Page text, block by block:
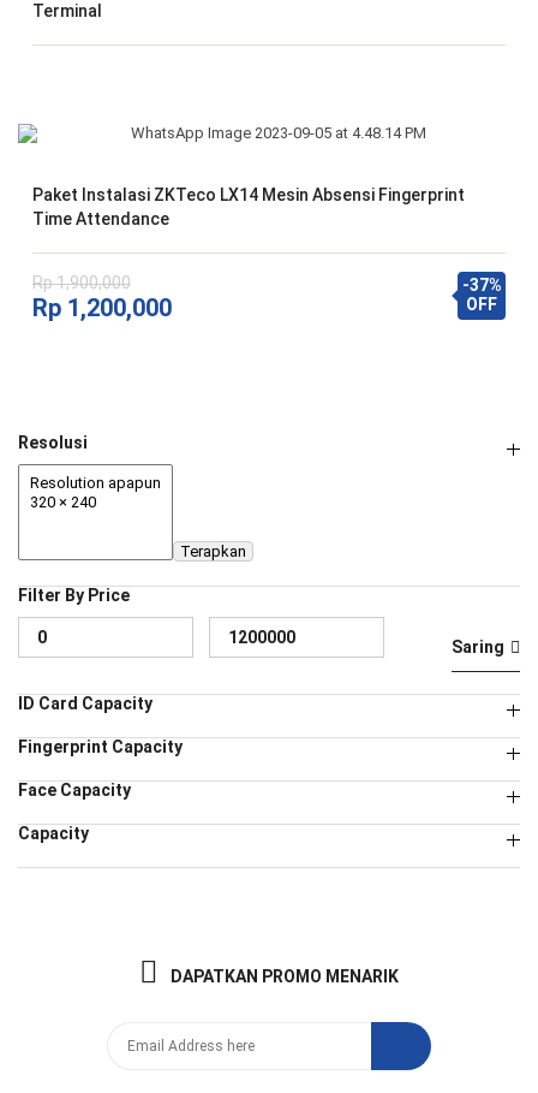
Resolusi
Terapkan
Filter By Price
Saring
ID Card Capacity
Fingerprint Capacity
Face Capacity
Capacity
Terminal
Paket Instalasi ZKTeco LX14 Mesin Absensi Fingerprint
Time Attendance
Rp1,900,000
Harga
Rp 1,200,000Harga
-37%
OFF
DAPATKAN PROMO MENARIK